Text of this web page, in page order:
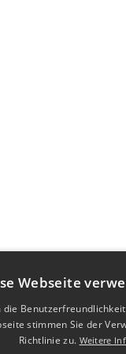
Webseite
die
stimmen Sie der
Richtlinie zu. Weitere